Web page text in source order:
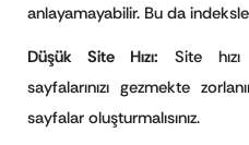
anlayamayabilir. Bu da
Düşük Site Hızı: Site
sayfalarınızı gezmekte
sayfalar oluşturmalısınız.